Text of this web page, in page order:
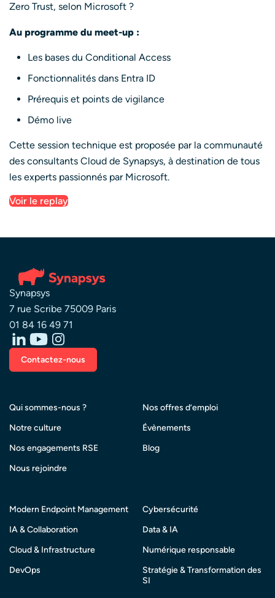
Zero Trust, selon Microsoft ?
Au programme du meet-up :
Les bases du Conditional Access
Fonctionnalités dans Entra ID
Prérequis et points de vigilance
Démo live
Cette session technique est proposée par la communauté
des consultants Cloud de Synapsys, à destination de tous
les experts passionnés par Microsoft.
Voir le replay
Synapsys
7 rue Scribe 75009 Paris
01 84 16 49 71
Contactez-nous
Qui sommes-nous ?
Notre culture
Nos engagements RSE
Nous rejoindre
Nos offres d’emploi
Évènements
Blog
Modern Endpoint Management
IA & Collaboration
Cloud & Infrastructure
DevOps
Cybersécurité
Data & IA
Numérique responsable
Stratégie & Transformation des
SI